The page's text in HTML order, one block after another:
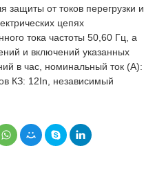
защиты от токов перегрузки и
цепях
тока частоты 50,60 Гц, а
и включений указанных
в час, номинальный ток (А):
КЗ: 12In, независимый